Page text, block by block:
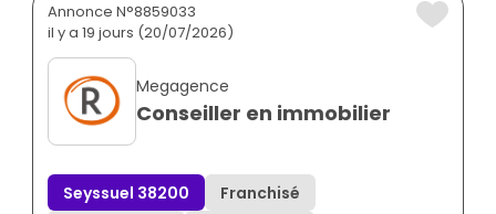
Annonce N°8859033
il y a 19 jours (20/07/2026)
Megagence
Conseiller en immobilier
Seyssuel 38200
Franchisé